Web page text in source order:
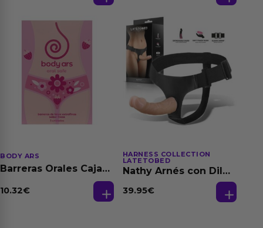
BODY ARS
Barreras Orales Caja
10.32€
HARNESS COLLECTION
LATETOBED
Nathy Arnés con Dildo
39.95€